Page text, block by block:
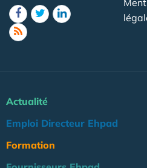
Actualité
Emploi Directeur Ehpad
Formation